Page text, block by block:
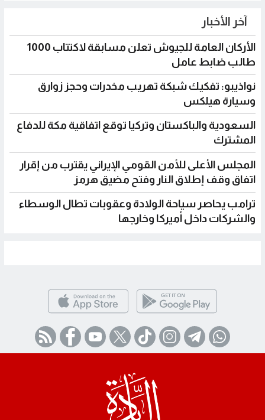
آخر الأخبار
الأركان العامة للجيوش تعلن مسابقة لاكتتاب 1000
طالب ضابط عامل
نواذيبو: تفكيك شبكة تهريب مخدرات وحجز زوارق
وسيارة هيلكس
السعودية والباكستان وتركيا توقع اتفاقية مكة للدفاع
المشترك
المجلس الأعلى للأمن القومي الإيراني يقترب من إقرار
اتفاق وقف إطلاق النار وفتح مضيق هرمز
ترامب يحاصر سياحة الولادة وعقوبات تطال الوسطاء
والشركات داخل أميركا وخارجها